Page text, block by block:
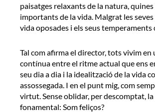
paisatges relaxants de la natura, quines
importants de la vida. Malgrat les
vida oposades i els seus temperaments
Tal com afirma el director, tots vivim en
contínua entre el ritme actual que ens
seu dia a dia i la idealització de la vida
assossegada. I en el punt mig, com
virtut. Sense oblidar, per descomptat,
fonamental: Som feliços?